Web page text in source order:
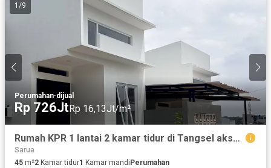
1 /9
Perumahan·dijual
Rp 726JtRp 16,13Jt/m²
Rumah KPR 1 lantai 2 kamar tidur di Tangsel akses masuk mobil.
Sarua
45 m²2 Kamar tidur1 Kamar mandi Perumahan